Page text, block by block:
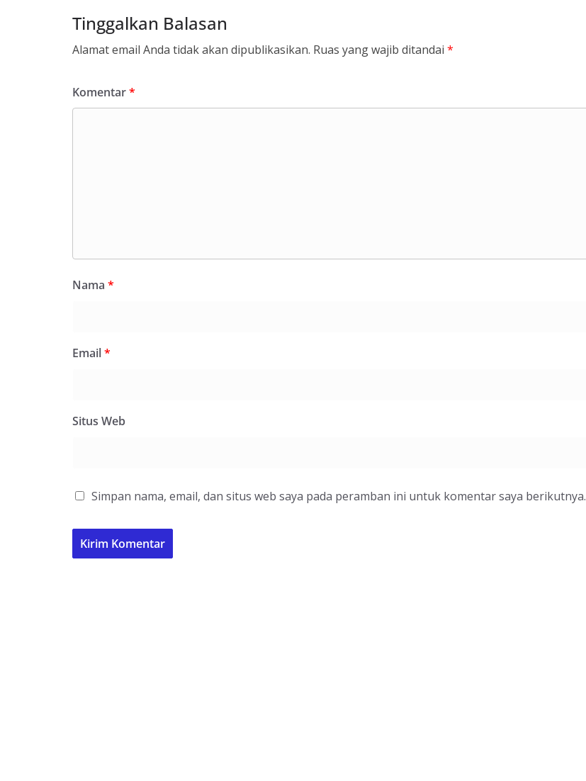
Tinggalkan Balasan
Alamat email Anda tidak akan dipublikasikan. Ruas yang wajib ditandai *
Komentar*
Nama *
Email*
Situs Web
Simpan nama, email, dan situs web saya pada peramban ini untuk komentar saya berikutnya.